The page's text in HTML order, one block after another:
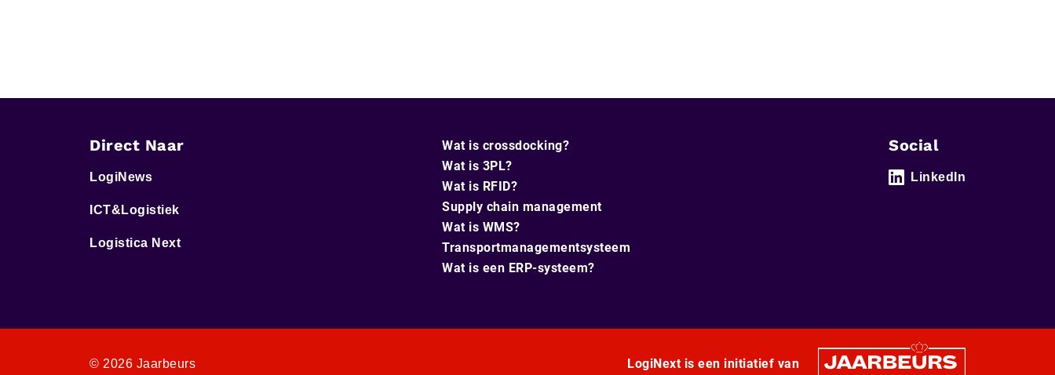
Direct Naar
LogiNews
ICT&Logistiek
Logistica Next
Wat is crossdocking?
Wat is 3PL?
Wat is RFID?
Supply chain management
Wat is WMS?
Transportmanagementsysteem
Wat is een ERP-systeem?
Social
LinkedIn
© 2026 Jaarbeurs LogiNext is een initiatief van